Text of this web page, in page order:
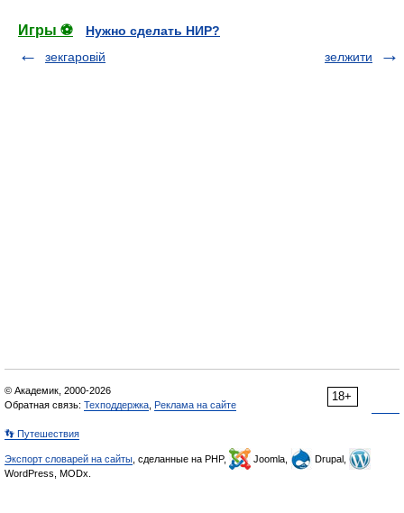
Игры ⚽
Нужно сделать НИР?
зекгаровій
зелжити
18+
© Академик, 2000-2026
Обратная связь: Техподдержка Реклама на сайте
👣 Путешествия
Экспорт словарей на сайты , сделанные на PHP, Joomla,
Drupal,
WordPress, MODx.